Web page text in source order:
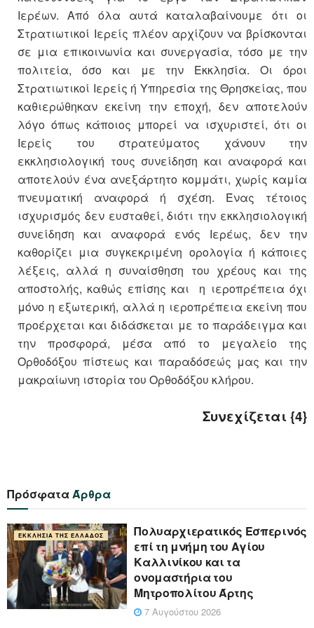
Ιερέων. Από όλα αυτά καταλαβαίνουμε ότι οι
Στρατιωτικοί Ιερείς πλέον αρχίζουν να βρίσκονται
σε μια επικοινωνία και συνεργασία, τόσο με την
πολιτεία, όσο και με την Εκκλησία. Οι όροι
Στρατιωτικοί Ιερείς ή Υπηρεσία της Θρησκείας, που
καθιερώθηκαν εκείνη την εποχή, δεν αποτελούν
λόγο όπως κάποιος μπορεί να ισχυριστεί, ότι οι
Ιερείς του στρατεύματος χάνουν την
εκκλησιολογική τους συνείδηση και αναφορά και
αποτελούν ένα ανεξάρτητο κομμάτι, χωρίς καμία
πνευματική αναφορά ή σχέση. Ένας τέτοιος
ισχυρισμός δεν ευσταθεί, διότι την εκκλησιολογική
συνείδηση και αναφορά ενός Ιερέως, δεν την
καθορίζει μια συγκεκριμένη ορολογία ή κάποιες
λέξεις, αλλά η συναίσθηση του χρέους και της
αποστολής, καθώς επίσης και η ιεροπρέπεια όχι
μόνο η εξωτερική, αλλά η ιεροπρέπεια εκείνη που
προέρχεται και διδάσκεται με το παράδειγμα και
την προσφορά, μέσα από το μεγαλείο της
Ορθοδόξου πίστεως και παραδόσεώς μας και την
μακραίωνη ιστορία του Ορθοδόξου κλήρου.
Συνεχίζεται {4}
ΠρόσφαταΆρθρα
ΕΚΚΛΗΣΊΑ ΤΗΣ ΕΛΛΆΔΟΣ
Πολυαρχιερατικός Εσπερινός
επί τη μνήμη του Αγίου
Καλλινίκου και τα
ονομαστήρια του
Μητροπολίτου Άρτης
7 Αυγούστου 2026